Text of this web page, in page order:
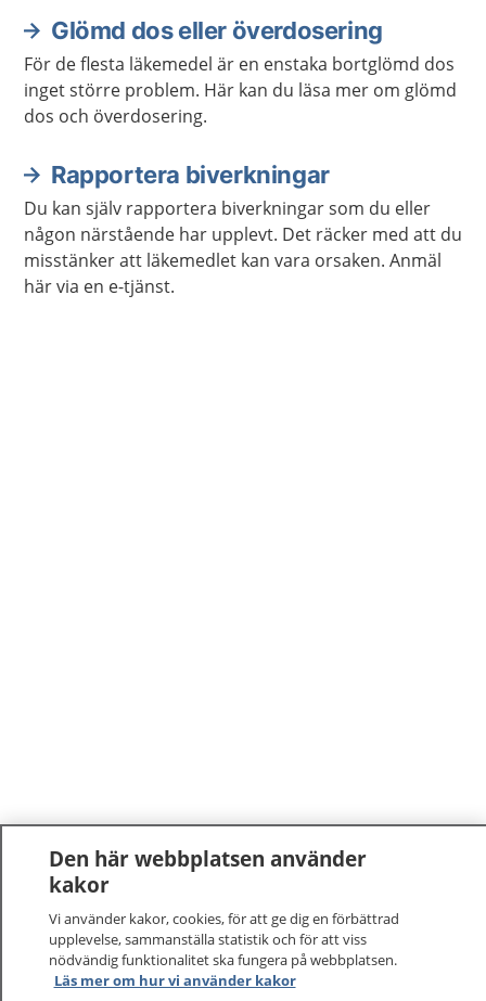
Glömd dos eller överdosering
För de flesta läkemedel är en enstaka bortglömd dos
inget större problem. Här kan du läsa mer om glömd
dos och överdosering.
Rapportera biverkningar
Du kan själv rapportera biverkningar som du eller
någon närstående har upplevt. Det räcker med att du
misstänker att läkemedlet kan vara orsaken. Anmäl
här via en e-tjänst.
Den här webbplatsen använder
kakor
Vi använder kakor, cookies, för att ge dig en förbättrad
upplevelse, sammanställa statistik och för att viss
nödvändig funktionalitet ska fungera på webbplatsen.
Läs mer om hur vi använder kakor